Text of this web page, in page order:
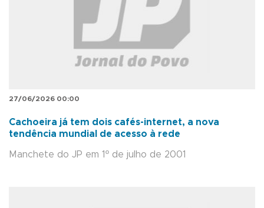
27/06/2026 00:00
Cachoeira já tem dois cafés-internet, a nova
tendência mundial de acesso à rede
Manchete do JP em 1º de julho de 2001